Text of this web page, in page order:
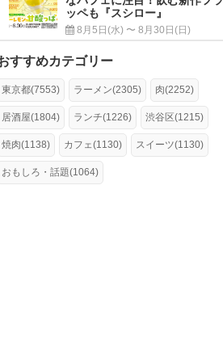
ッペも『スシロー』
8月5日(水) 〜 8月30日(日)
すすめカテゴリー
東京都(7553) ラーメン(2305) 肉(2252)
居酒屋(1804) ランチ(1226) 渋谷区(1215)
焼肉(1138) カフェ(1130) スイーツ(1130)
おもしろ・話題(1064)